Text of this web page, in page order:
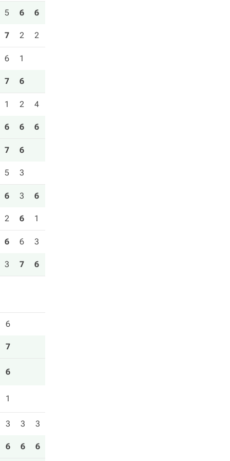
5 6 6
7 2 2
6 1
7 6
1 2 4
6 6 6
7 6
5 3
6 3 6
2 6 1
6 6 3
3 7 6
6
7
6
1
3 3 3
6 6 6